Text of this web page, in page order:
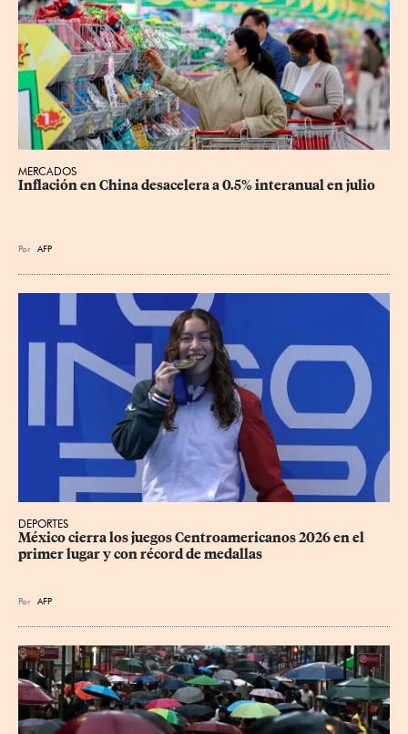
MERCADOS
Inflación en China desacelera a 0.5% interanual en julio
Por AFP
DEPORTES
México cierra los juegos Centroamericanos 2026 en el
primer lugar y con récord de medallas
Por AFP